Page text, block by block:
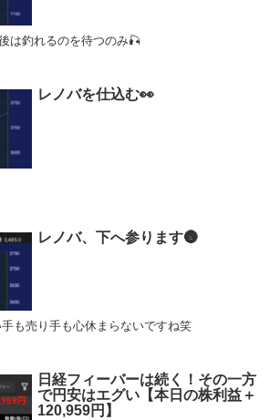
は釣れるのを待つのみ🎣
レノバを仕込む👀
レノバ、下へ参ります🌚
も売り手も心休まらないですね笑
日経フィーバーは続く！その一方
で円安はエグい【本日の株利益＋
120,959円】